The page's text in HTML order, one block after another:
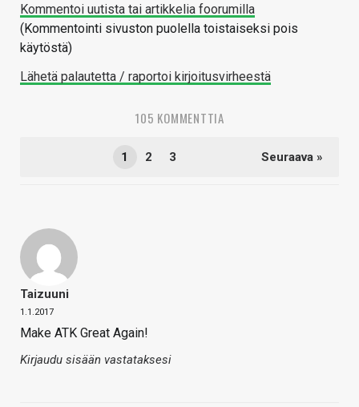
Kommentoi uutista tai artikkelia foorumilla
(Kommentointi sivuston puolella toistaiseksi pois
käytöstä)
Lähetä palautetta / raportoi kirjoitusvirheestä
105 KOMMENTTIA
1 2 3 Seuraava »
Taizuuni
1.1.2017
Make ATK Great Again!
Kirjaudu sisään vastataksesi